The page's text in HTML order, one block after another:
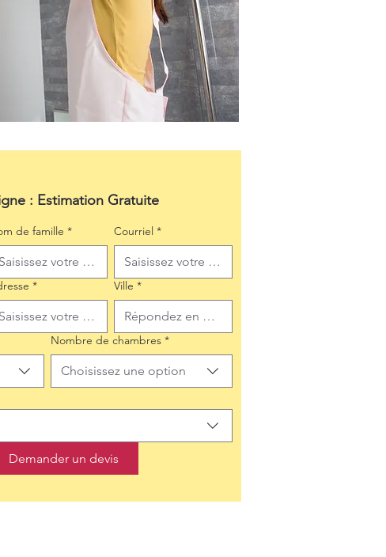
: Estimation Gratuite
de famille * Courriel *
* Ville *
Nombre de chambres *
Choisissez une option
Demander un devis